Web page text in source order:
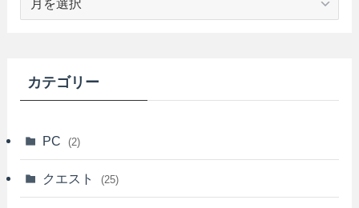
カテゴリー
PC (2)
クエスト (25)